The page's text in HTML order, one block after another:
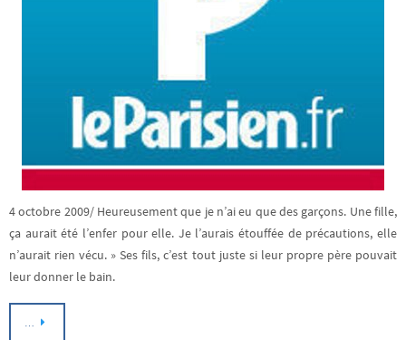
4 octobre 2009/ Heureusement que je n’ai eu que des garçons. Une fille,
ça aurait été l’enfer pour elle. Je l’aurais étouffée de précautions, elle
n’aurait rien vécu. » Ses fils, c’est tout juste si leur propre père pouvait
leur donner le bain.
…